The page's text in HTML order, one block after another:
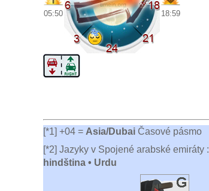
05:50 18:59
[*1] +04 = Asia/Dubai Časové pásmo
[*2] Jazyky v Spojené arabské emiráty :
hindština • Urdu